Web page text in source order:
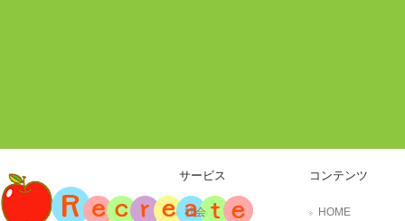
サービス
社会
コンテンツ
HOME